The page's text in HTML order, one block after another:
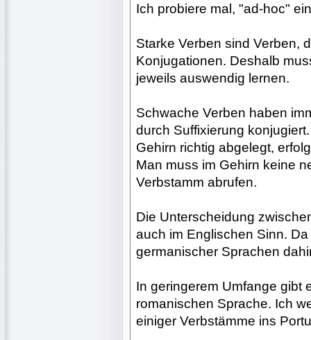
Ich probiere mal, "ad-hoc"
Starke Verben sind Verben,
Konjugationen. Deshalb
jeweils auswendig lernen.
Schwache Verben haben
durch Suffixierung
Gehirn richtig abgelegt,
Man muss im Gehirn keine
Verbstamm abrufen.
Die Unterscheidung
auch im Englischen Sinn.
germanischer Sprachen
In geringerem Umfange gibt
romanischen Sprache. Ich
einiger Verbstämme ins